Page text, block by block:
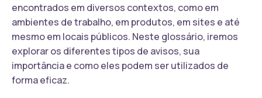
encontrados em diversos contextos, como em
ambientes de trabalho, em produtos, em sites e até
mesmo em locais públicos. Neste glossário, iremos
explorar os diferentes tipos de avisos, sua
importância e como eles podem ser utilizados de
forma eficaz.